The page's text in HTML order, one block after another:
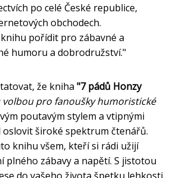
po celé České republice,
obchodech.
pořídit pro zábavné a
humoru a dobrodružství."
že kniha "7 pádů Honzy
volbou pro fanoušky humoristické
poutavým stylem a vtipnými
oslovit široké spektrum čtenářů.
knihu všem, kteří si rádi užijí
plného zábavy a napětí. S jistotou